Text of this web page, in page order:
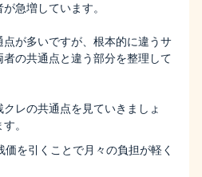
急増しています。
が多いですが、根本的に違うサ
の共通点と違う部分を整理して
レの共通点を見ていきましょ
。
を引くことで月々の負担が軽く